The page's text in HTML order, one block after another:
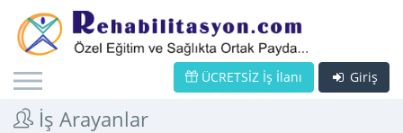
Giriş
ÜCRETSİZ İş İlanı
İş Arayanlar